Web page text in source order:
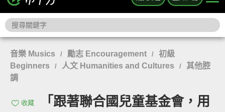
音樂 Musics / 勵志 Encouragement /
初級
Beginners
/ 人文 Humanities and Cultures /
其他腔
調
收藏
「跟著聯合國兒童基金會，用